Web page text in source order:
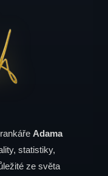
Adama
statistiky,
ze světa